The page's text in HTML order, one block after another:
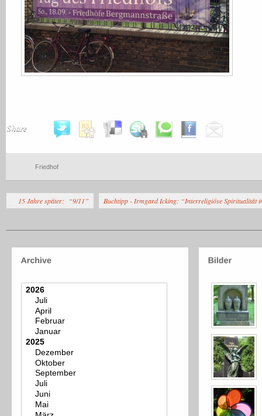
Share
Friedhof
15 Jahre später: “9/11” Buchtipp - Irmgard Icking: “Interreligiöse Spiritualität